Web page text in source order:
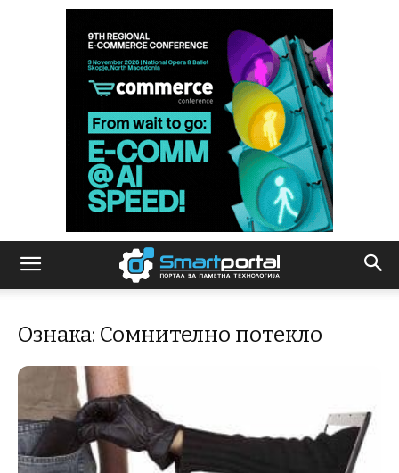
Ознака: Сомнително потекло